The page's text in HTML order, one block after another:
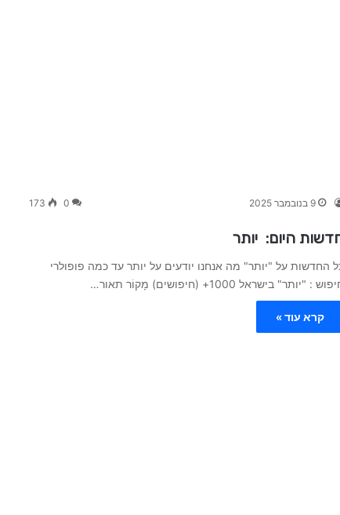
9 בנובמבר 2025 0
173
היום: יותר
החדשות על "יותר" מה אנחנו יודעים על יותר עד כמה פופולרי
: "יותר" בישראל 1000+ (חיפושים) מָקוֹר תאור…
קרא עוד »